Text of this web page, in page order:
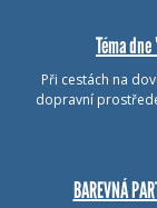
Téma dne
Při cestách na
dopravní
BAREVNÁ